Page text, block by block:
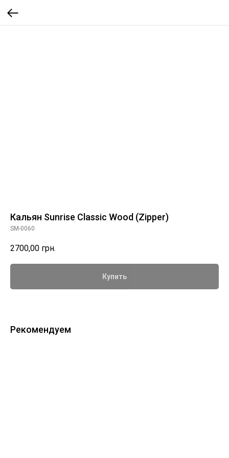
Кальян Sunrise Classic Wood (Zipper)
SM-0060
2700,00 грн.
Купить
Рекомендуем